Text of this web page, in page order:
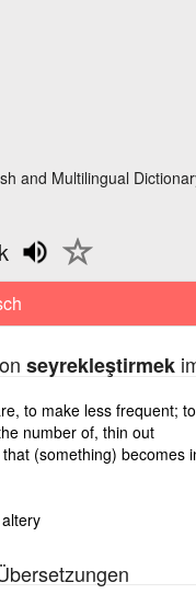
and Multilingual
seyrekleştirmek
to make less frequent;
number of, thin out
(something) becomes